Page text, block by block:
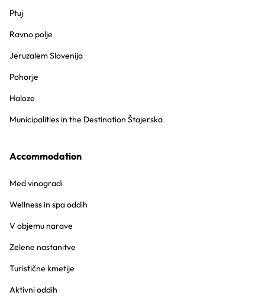
Ptuj
Ravno polje
Jeruzalem Slovenija
Pohorje
Haloze
Municipalities in the Destination Štajerska
Accommodation
Med vinogradi
Wellness in spa oddih
V objemu narave
Zelene nastanitve
Turistične kmetije
Aktivni oddih